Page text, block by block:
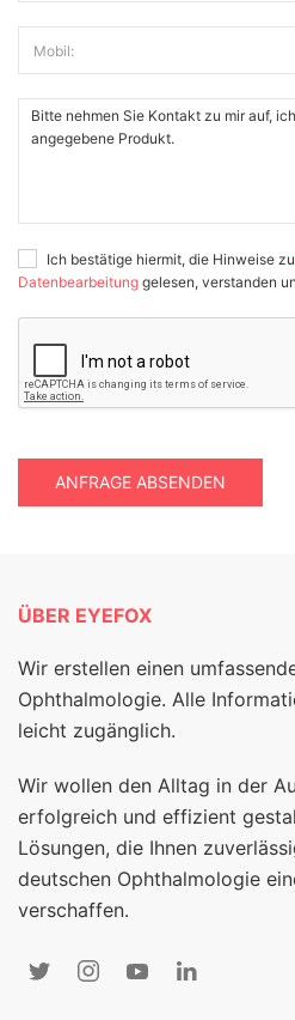
Mobil:
Ich bestätige hiermit, die Hinweise zu
Datenbearbeitung gelesen, verstanden
ANFRAGE ABSENDEN
ÜBER EYEFOX
Wir erstellen einen
Ophthalmologie. Alle
leicht zugänglich.
Wir wollen den Alltag in der
erfolgreich und effizient
Lösungen, die Ihnen
deutschen Ophthalmologie
verschaffen.